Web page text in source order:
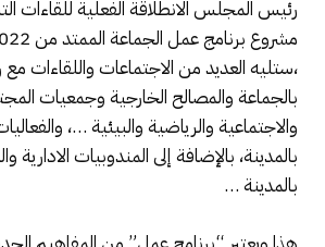
رئيس المجلس الانطلاقة الفعلية للقاءات
،ستليه العديد من الاجتماعات واللقاءات
بالجماعة والمصالح الخارجية وجمعيات
والاجتماعية والرياضية والبيئية …،
بالمدينة، بالإضافة إلى المندوبيات الادارية
بالمدينة …